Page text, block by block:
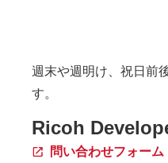
週末や週明け、祝日前
す。
Ricoh
問い合わせフォーム